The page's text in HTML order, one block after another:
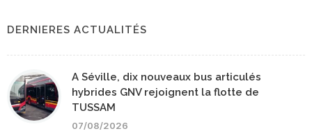
DERNIERES ACTUALITÉS
A Séville, dix nouveaux bus articulés
hybrides GNV rejoignent la flotte de
TUSSAM
07/08/2026